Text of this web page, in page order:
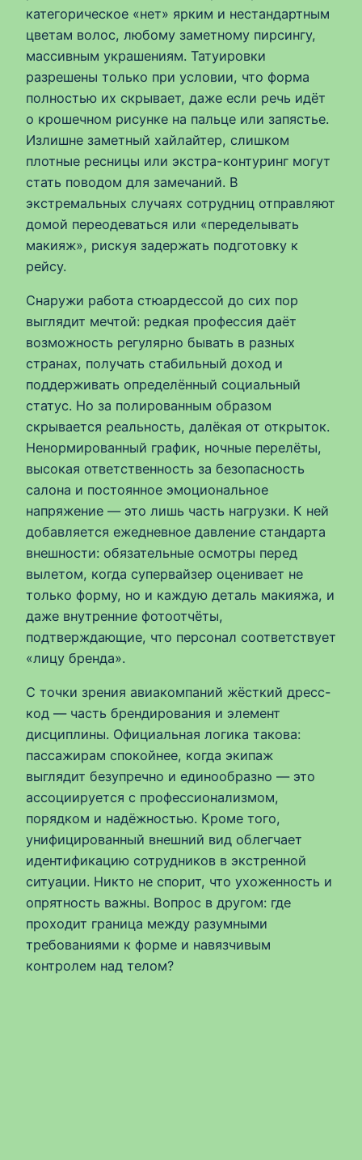
категорическое «нет» ярким и нестандартным
цветам волос, любому заметному пирсингу,
массивным украшениям. Татуировки
разрешены только при условии, что форма
полностью их скрывает, даже если речь идёт
о крошечном рисунке на пальце или запястье.
Излишне заметный хайлайтер, слишком
плотные ресницы или экстра-контуринг могут
стать поводом для замечаний. В
экстремальных случаях сотрудниц отправляют
домой переодеваться или «переделывать
макияж», рискуя задержать подготовку к
рейсу.
Снаружи работа стюардессой до сих пор
выглядит мечтой: редкая профессия даёт
возможность регулярно бывать в разных
странах, получать стабильный доход и
поддерживать определённый социальный
статус. Но за полированным образом
скрывается реальность, далёкая от открыток.
Ненормированный график, ночные перелёты,
высокая ответственность за безопасность
салона и постоянное эмоциональное
напряжение — это лишь часть нагрузки. К ней
добавляется ежедневное давление стандарта
внешности: обязательные осмотры перед
вылетом, когда супервайзер оценивает не
только форму, но и каждую деталь макияжа, и
даже внутренние фотоотчёты,
подтверждающие, что персонал соответствует
«лицу бренда».
С точки зрения авиакомпаний жёсткий дресс-
код — часть брендирования и элемент
дисциплины. Официальная логика такова:
пассажирам спокойнее, когда экипаж
выглядит безупречно и единообразно — это
ассоциируется с профессионализмом,
порядком и надёжностью. Кроме того,
унифицированный внешний вид облегчает
идентификацию сотрудников в экстренной
ситуации. Никто не спорит, что ухоженность и
опрятность важны. Вопрос в другом: где
проходит граница между разумными
требованиями к форме и навязчивым
контролем над телом?